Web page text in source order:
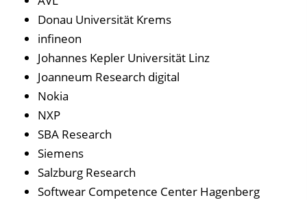
Donau Universität Krems
infineon
Johannes Kepler Universität Linz
Joanneum Research digital
Nokia
NXP
SBA Research
Siemens
Salzburg Research
Softwear Competence Center Hagenberg